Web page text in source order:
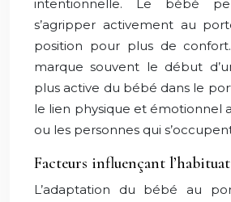
intentionnelle. Le bébé
s’agripper activement au
position pour plus de
marque souvent le début
plus active du bébé dans le
le lien physique et émotionnel
ou les personnes qui
Facteurs influençant
L’adaptation du bébé au